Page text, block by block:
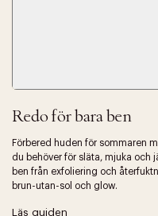
Redo för bara ben
Förbered huden för sommaren
du behöver för släta, mjuka och
ben från exfoliering och
brun-utan-sol och glow.
Läs guiden